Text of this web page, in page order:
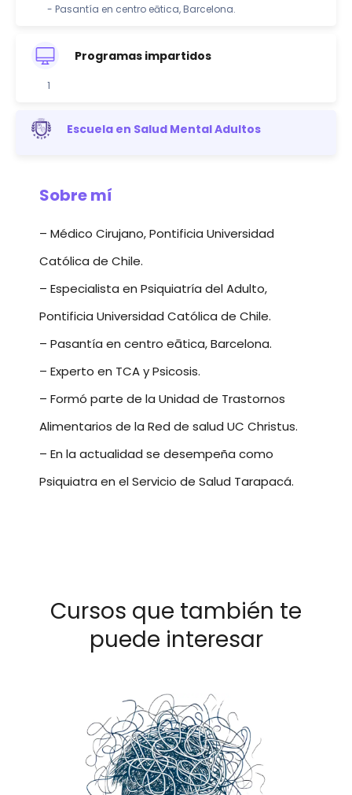
- Pasantía en centro eātica, Barcelona.
Programas impartidos
1
Escuela en Salud Mental Adultos
Sobre mí
– Médico Cirujano, Pontificia Universidad
Católica de Chile.
– Especialista en Psiquiatría del Adulto,
Pontificia Universidad Católica de Chile.
– Pasantía en centro eātica, Barcelona.
– Experto en TCA y Psicosis.
– Formó parte de la Unidad de Trastornos
Alimentarios de la Red de salud UC Christus.
– En la actualidad se desempeña como
Psiquiatra en el Servicio de Salud Tarapacá.
Cursos que también te
puede interesar